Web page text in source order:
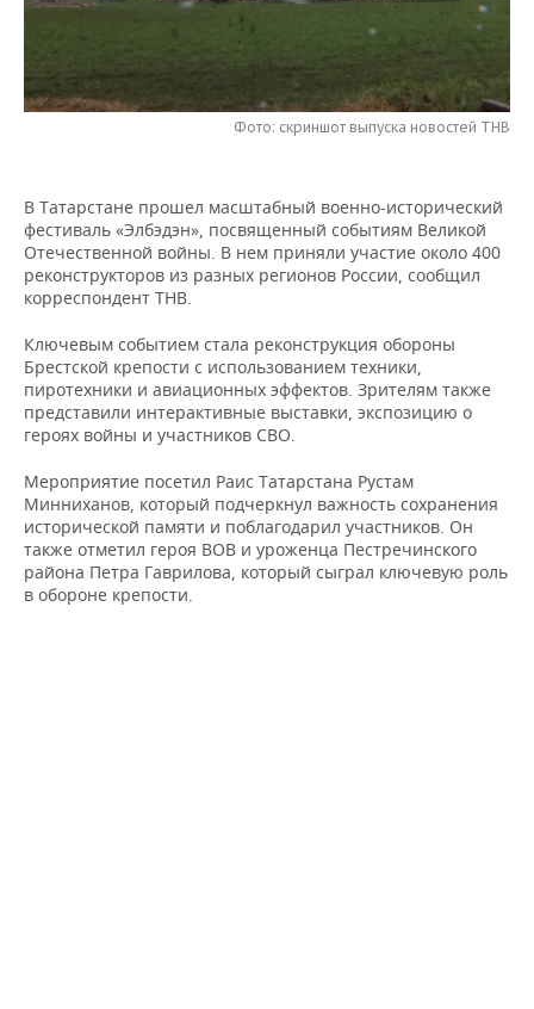
УСЛУГИ
МЕДИА
ТЕЛЕКОММУНИКАЦИИ
ВЫЕЗДНАЯ РЕДАКЦИЯ
БИЗНЕС-БРАНЧИ
ONLINE-КОНФЕРЕНЦИИ
НОВОСТИ СПОРТА
ФУТБОЛ
ВОЛЕЙБОЛ
КИБЕРСПОРТ
ФИГУРНОЕ КАТАНИЕ
ВОДНЫЕ ВИДЫ СПОРТА
ХОККЕЙ С МЯЧОМ
ОБЩЕСТВО
НОВОСТИ ОБЩЕСТВА
ИСТОРИЯ
КУЛЬТУРА
МЕДИЦИНА
ОБРАЗОВАНИЕ
ПРОИСШЕСТВИЯ
ФОТОГАЛЕРЕЯ
СПИСОК ПЕРСОН
СПИСОК КОМПАНИЙ
ПОЛНАЯ ВЕРСИЯ
Фото: скриншот выпуска новостей ТНВ
В Татарстане прошел масштабный военно-исторический
фестиваль «Элбэдэн», посвященный событиям Великой
Отечественной войны. В нем приняли участие около 400
реконструкторов из разных регионов России, сообщил
корреспондент ТНВ.
Ключевым событием стала реконструкция обороны
Брестской крепости с использованием техники,
пиротехники и авиационных эффектов. Зрителям также
представили интерактивные выставки, экспозицию о
героях войны и участников СВО.
Мероприятие посетил Раис Татарстана Рустам
Минниханов, который подчеркнул важность сохранения
исторической памяти и поблагодарил участников. Он
также отметил героя ВОВ и уроженца Пестречинского
района Петра Гаврилова, который сыграл ключевую роль
в обороне крепости.